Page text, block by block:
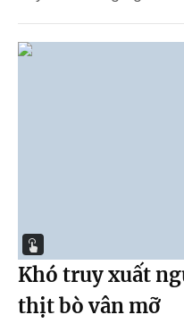
Khó truy xuất
thịt bò vân mỡ